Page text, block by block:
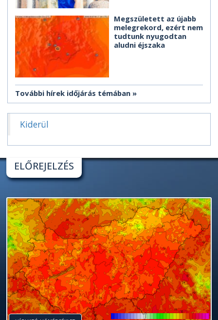
Megszületett az újabb
melegrekord, ezért nem
tudtunk nyugodtan
aludni éjszaka
További hírek időjárás témában
Kiderül
ELŐREJELZÉS